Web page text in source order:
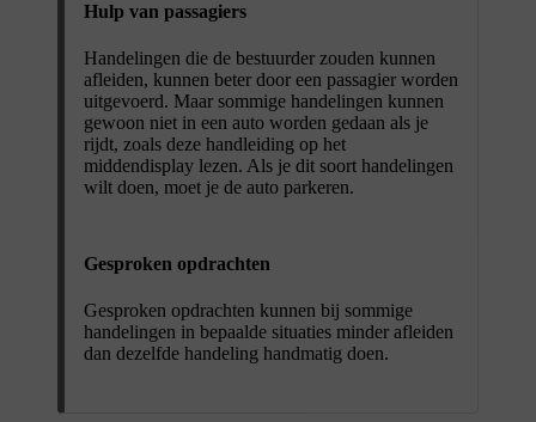
Hulp van passagiers
Handelingen die de bestuurder zouden kunnen
afleiden, kunnen beter door een passagier worden
uitgevoerd. Maar sommige handelingen kunnen
gewoon niet in een auto worden gedaan als je
rijdt, zoals deze handleiding op het
middendisplay lezen. Als je dit soort handelingen
wilt doen, moet je de auto parkeren.
Gesproken opdrachten
Gesproken opdrachten kunnen bij sommige
handelingen in bepaalde situaties minder afleiden
dan dezelfde handeling handmatig doen.